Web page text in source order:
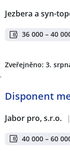
Jezbera a syn-
36 000 – 40
Zveřejněno: 3.
Disponent
Jabor pro, s.r.o. |
40 000 – 60